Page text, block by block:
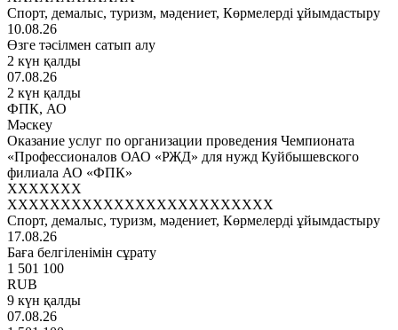
Спорт, демалыс, туризм, мәдениет, Көрмелерді ұйымдастыру
10.08.26
Өзге тәсілмен сатып алу
2 күн қалды
07.08.26
2 күн қалды
ФПК, АО
Мәскеу
Оказание услуг по организации проведения Чемпионата
«Профессионалов ОАО «РЖД» для нужд Куйбышевского
филиала АО «ФПК»
XXXXXXX
XXXXXXXXXXXXXXXXXXXXXXXXX
Спорт, демалыс, туризм, мәдениет, Көрмелерді ұйымдастыру
17.08.26
Баға белгіленімін сұрату
1 501 100
RUB
9 күн қалды
07.08.26